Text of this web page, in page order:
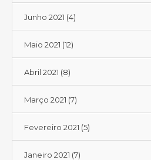
Junho 2021 (4)
Maio 2021 (12)
Abril 2021 (8)
Março 2021 (7)
Fevereiro 2021 (5)
Janeiro 2021 (7)